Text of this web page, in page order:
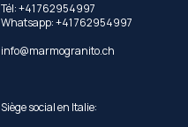
Tél: +41 762954997
Whatsapp:+41 762954997
info@marmogranito.ch
Siège social en Italie: